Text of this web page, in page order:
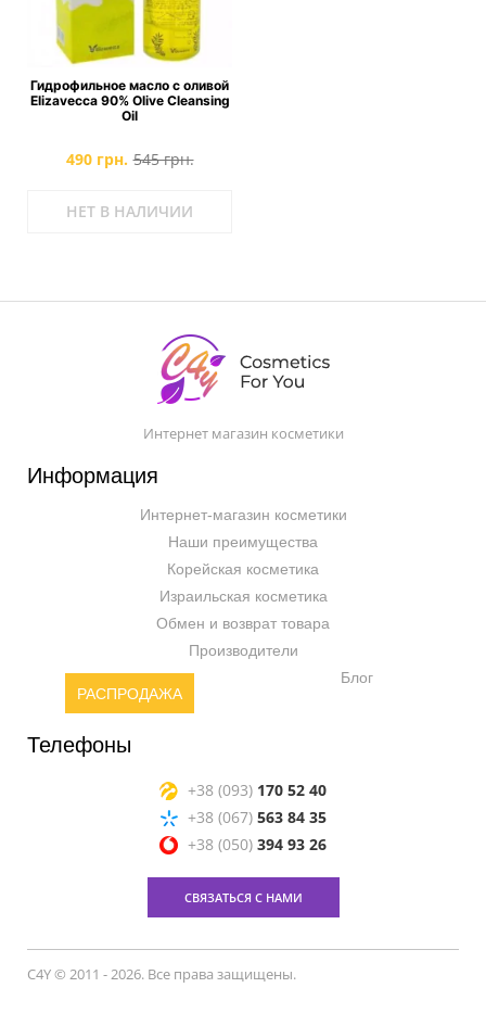
Гидрофильное масло с оливой
Elizavecca 90% Olive Cleansing
Oil
490 грн. 545 грн.
НЕТ В НАЛИЧИИ
Интернет магазин косметики
Информация
Интернет-магазин косметики
Наши преимущества
Корейская косметика
Израильская косметика
Обмен и возврат товара
Производители
РАСПРОДАЖА
Блог
Телефоны
+38 (093) 170 52 40
+38 (067) 563 84 35
+38 (050) 394 93 26
СВЯЗАТЬСЯ С НАМИ
C4Y © 2011 - 2026. Все права защищены.